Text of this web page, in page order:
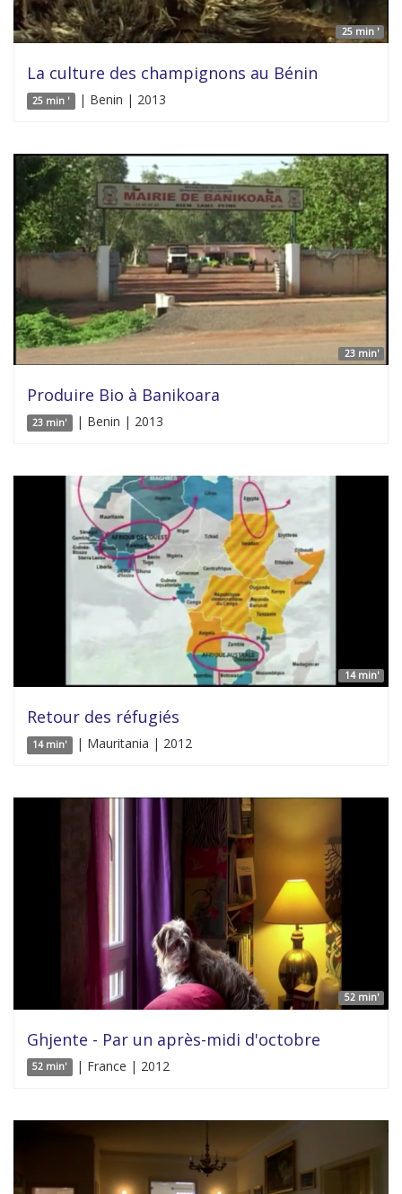
25 min '
La culture des champignons au Bénin
25 min ' | Benin | 2013
23 min'
Produire Bio à Banikoara
23 min' | Benin | 2013
14 min'
Retour des réfugiés
14 min' | Mauritania | 2012
52 min'
Ghjente - Par un après-midi d'octobre
52 min' | France | 2012